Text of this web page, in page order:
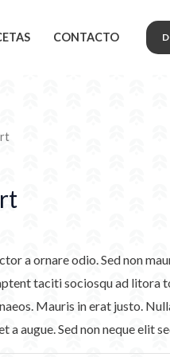
CONTACTO
a ornare odio. Sed non
taciti sociosqu ad litora
Mauris in erat justo.
augue. Sed non neque elit